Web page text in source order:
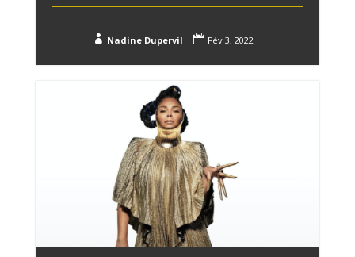
 Nadine Dupervil  Fév 3, 2022